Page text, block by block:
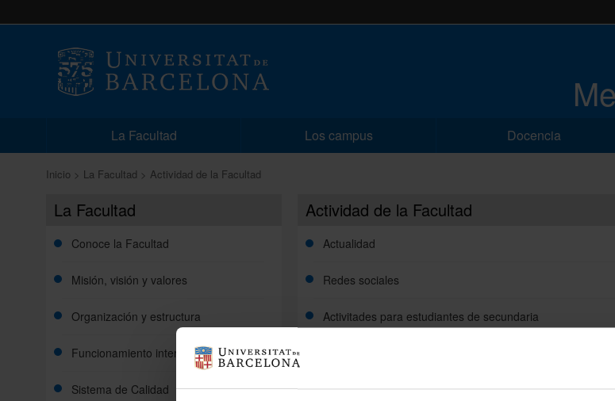
La Facultad Los campus Docencia
Inicio La Facultad Actividad de la Facultad
La Facultad
Conoce la Facultad
Misión, visión y valores
Organización y estructura
Funcionamiento interno
Sistema de Calidad
Actividad de la Facultad
Actualidad
Redes sociales
Activitades para estudiantes de secundaria